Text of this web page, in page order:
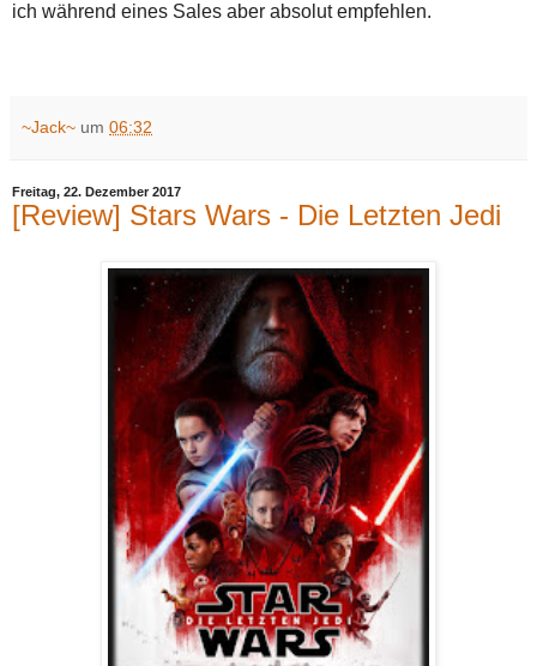
ich während eines Sales aber absolut empfehlen.
~Jack~ um 06:32
Freitag, 22. Dezember 2017
[Review] Stars Wars - Die Letzten Jedi